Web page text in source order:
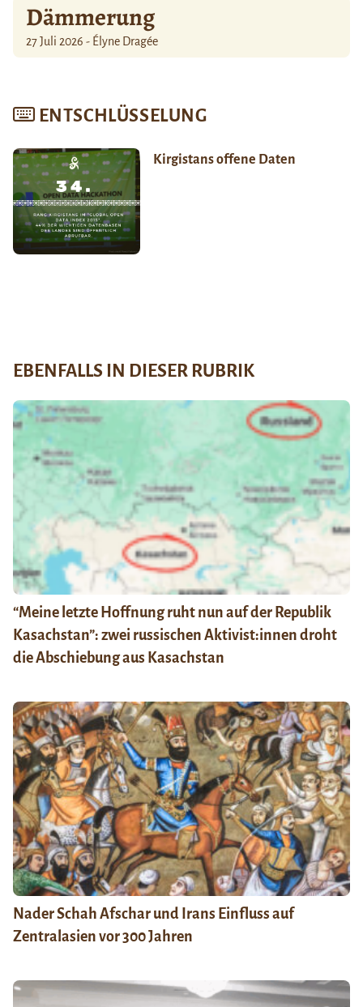
Dämmerung
27 Juli 2026 - Élyne Dragée
ENTSCHLÜSSELUNG
Kirgistans offene Daten
EBENFALLS IN DIESER RUBRIK
“Meine letzte Hoffnung ruht nun auf der Republik
Kasachstan”: zwei russischen Aktivist:innen droht
die Abschiebung aus Kasachstan
Nader Schah Afschar und Irans Einfluss auf
Zentralasien vor 300 Jahren